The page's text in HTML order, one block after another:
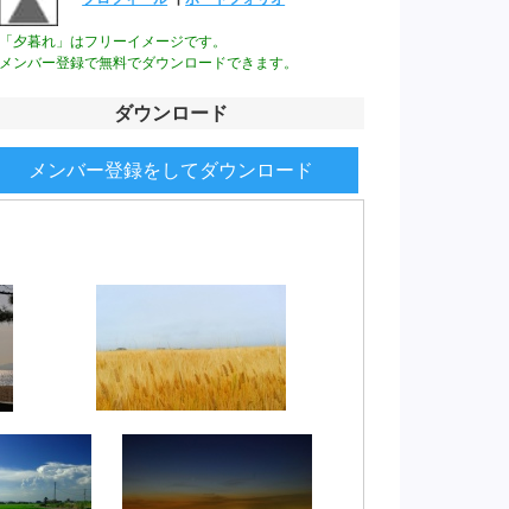
「夕暮れ」はフリーイメージです。
メンバー登録で無料でダウンロードできます。
ダウンロード
メンバー登録をしてダウンロード